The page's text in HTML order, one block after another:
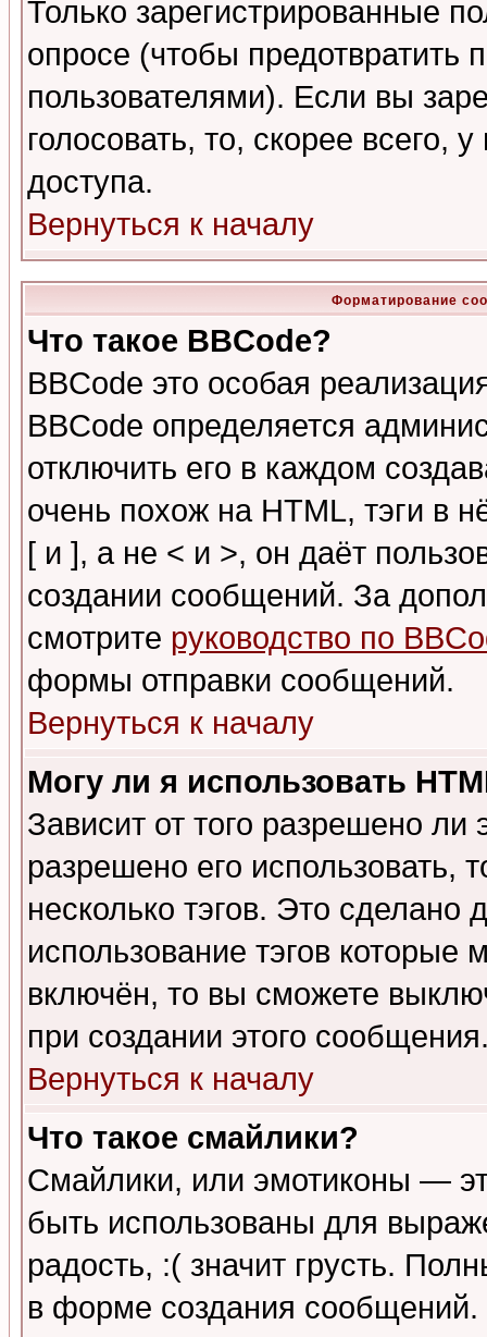
Только зарегистрированные
опросе (чтобы предотвратить
пользователями). Если вы
голосовать, то, скорее всего,
доступа.
Вернуться к началу
Форматирование
Что такое BBCode?
BBCode это особая
BBCode определяется
отключить его в каждом
очень похож на HTML, тэги в
[ и ], а не < и >, он даёт
создании сообщений. За
смотрите руководство по
формы отправки сообщений.
Вернуться к началу
Могу ли я использовать
Зависит от того разрешено
разрешено его использовать,
несколько тэгов. Это сделано
использование тэгов
включён, то вы сможете
при создании этого
Вернуться к началу
Что такое смайлики?
Смайлики, или эмотиконы —
быть использованы для
радость, :( значит грусть.
в форме создания сообщений.